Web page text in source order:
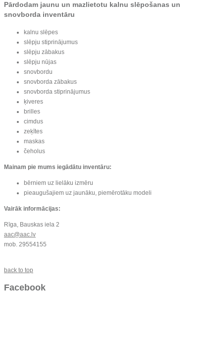
Pārdodam jaunu un mazlietotu kalnu slēpošanas un
snovborda inventāru
kalnu slēpes
slēpju stiprinājumus
slēpju zābakus
slēpju nūjas
snovbordu
snovborda zābakus
snovborda stiprinājumus
ķiveres
brilles
cimdus
zeķītes
maskas
čeholus
Mainam pie mums iegādātu inventāru:
bērniem uz lielāku izmēru
pieaugušajiem uz jaunāku, piemērotāku modeli
Vairāk informācijas:
Rīga, Bauskas iela 2
aac@aac.lv
mob. 29554155
back to top
Facebook